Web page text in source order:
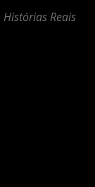
Histórias Reais